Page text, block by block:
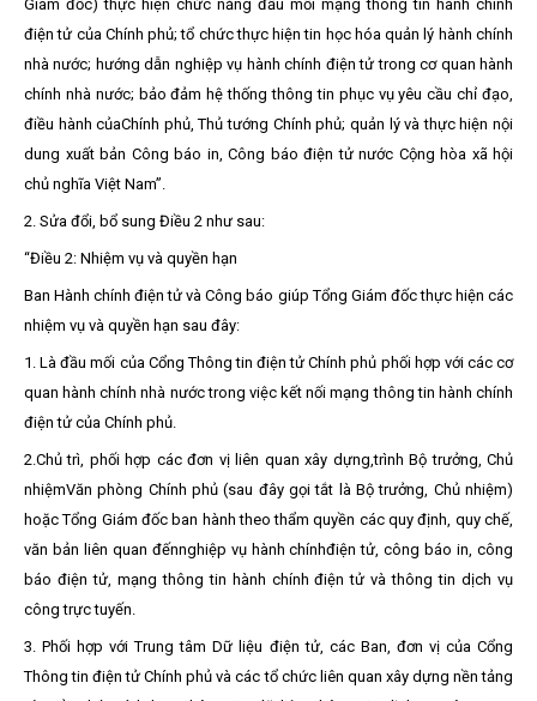
Giám đốc) thực hiện chức năng đầu mối mạng thông tin hành chính
điện tử của Chính phủ; tổ chức thực hiện tin học hóa quản lý hành chính
nhà nước; hướng dẫn nghiệp vụ hành chính điện tử trong cơ quan hành
chính nhà nước; bảo đảm hệ thống thông tin phục vụ yêu cầu chỉ đạo,
điều hành củaChính phủ, Thủ tướng Chính phủ; quản lý và thực hiện nội
dung xuất bản Công báo in, Công báo điện tử nước Cộng hòa xã hội
chủ nghĩa Việt Nam”.
2. Sửa đổi, bổ sung Điều 2 như sau:
“Điều 2: Nhiệm vụ và quyền hạn
Ban Hành chính điện tử và Công báo giúp Tổng Giám đốc thực hiện các
nhiệm vụ và quyền hạn sau đây:
1. Là đầu mối của Cổng Thông tin điện tử Chính phủ phối hợp với các cơ
quan hành chính nhà nước trong việc kết nối mạng thông tin hành chính
điện tử của Chính phủ.
2.Chủ trì, phối hợp các đơn vị liên quan xây dựng,trìnhBộ trưởng, Chủ
nhiệmVăn phòng Chính phủ (sau đây gọi tắt là Bộ trưởng, Chủ nhiệm)
hoặc Tổng Giám đốc ban hành theo thẩm quyền các quy định, quy chế,
văn bản liên quan đếnnghiệp vụ hành chínhđiện tử, công báo in, công
báo điện tử, mạng thông tin hành chính điện tử và thông tin dịch vụ
công trực tuyến.
3. Phối hợp với Trung tâm Dữ liệu điện tử, các Ban, đơn vị của Cổng
Thông tin điện tử Chính phủ và các tổ chức liên quan xây dựng nền tảng